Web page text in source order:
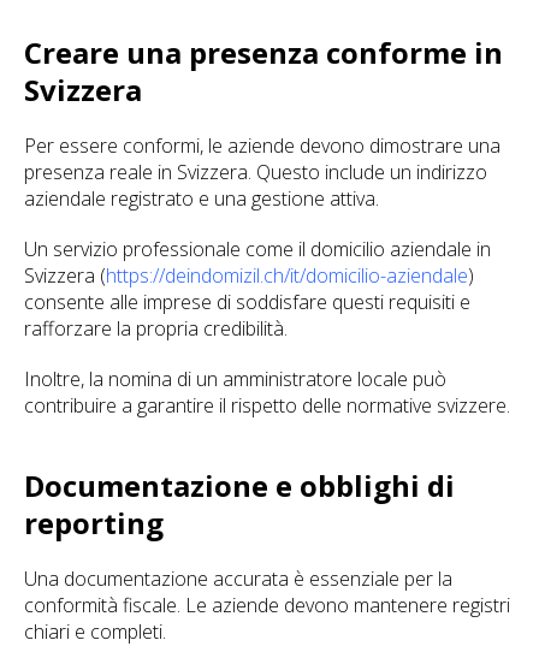
Creare una presenza conforme in
Svizzera
Per essere conformi, le aziende devono dimostrare una
presenza reale in Svizzera. Questo include un indirizzo
aziendale registrato e una gestione attiva.
Un servizio professionale come il domicilio aziendale in
Svizzera (https://deindomizil.ch/it/domicilio-aziendale)
consente alle imprese di soddisfare questi requisiti e
rafforzare la propria credibilità.
Inoltre, la nomina di un amministratore locale può
contribuire a garantire il rispetto delle normative svizzere.
Documentazione e obblighi di
reporting
Una documentazione accurata è essenziale per la
conformità fiscale. Le aziende devono mantenere registri
chiari e completi.